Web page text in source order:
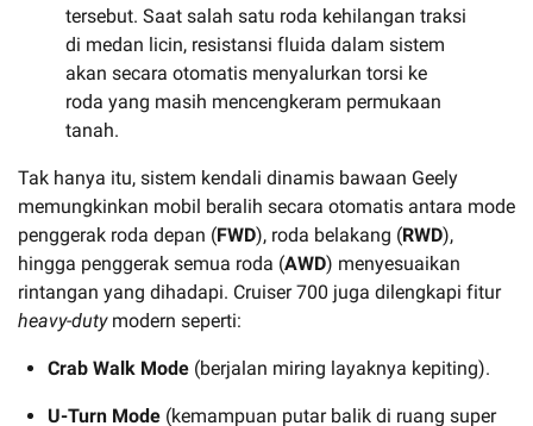
tersebut. Saat salah satu roda kehilangan traksi
di medan licin, resistansi fluida dalam sistem
akan secara otomatis menyalurkan torsi ke
roda yang masih mencengkeram permukaan
tanah.
Tak hanya itu, sistem kendali dinamis bawaan Geely
memungkinkan mobil beralih secara otomatis antara mode
penggerak roda depan (FWD), roda belakang (RWD),
hingga penggerak semua roda (AWD) menyesuaikan
rintangan yang dihadapi. Cruiser 700 juga dilengkapi fitur
heavy-dutymodern seperti:
Crab Walk Mode (berjalan miring layaknya kepiting).
U-Turn Mode (kemampuan putar balik di ruang super